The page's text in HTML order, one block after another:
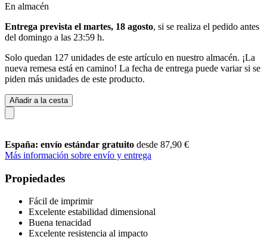
En almacén
Entrega prevista el martes, 18 agosto, si se realiza el pedido antes
del domingo a las 23:59 h.
Solo quedan 127 unidades de este artículo en nuestro almacén. ¡La
nueva remesa está en camino! La fecha de entrega puede variar si se
piden más unidades de este producto.
Añadir a la cesta
España: envío estándar gratuito desde 87,90 €
Más información sobre envío y entrega
Propiedades
Fácil de imprimir
Excelente estabilidad dimensional
Buena tenacidad
Excelente resistencia al impacto